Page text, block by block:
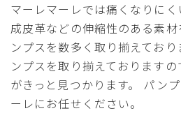
マーレマーレでは痛くなりに
成皮革などの伸縮性のある素
ンプスを数多く取り揃えてお
ンプスを取り揃えております
がきっと見つかります。 パン
ーレにお任せください。